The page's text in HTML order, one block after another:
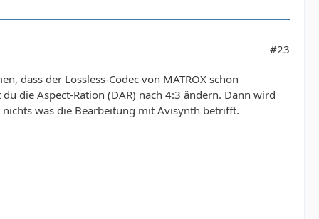
#23
dass der Lossless-Codec von MATROX schon
die Aspect-Ration (DAR) nach 4:3 ändern. Dann wird
was die Bearbeitung mit Avisynth betrifft.